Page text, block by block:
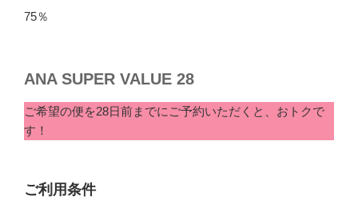
75％
ANA SUPER VALUE 28
ご希望の便を28日前までにご予約いただくと、おトクで
す！
ご利用条件